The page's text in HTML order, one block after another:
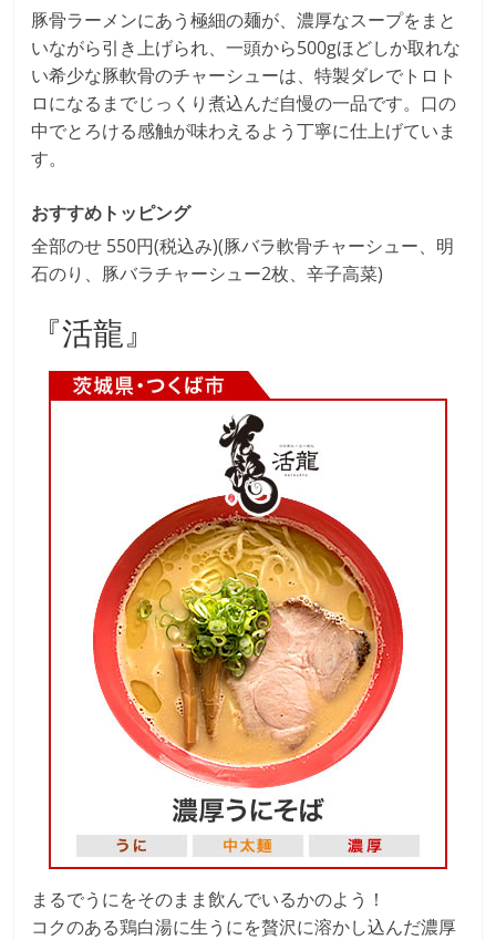
豚骨ラーメンにあう極細の麺が、濃厚なスープをまと
いながら引き上げられ、一頭から500gほどしか取れな
い希少な豚軟骨のチャーシューは、特製ダレでトロト
ロになるまでじっくり煮込んだ自慢の一品です。口の
中でとろける感触が味わえるよう丁寧に仕上げていま
す。
おすすめトッピング
全部のせ 550円(税込み)(豚バラ軟骨チャーシュー、明
石のり、豚バラチャーシュー2枚、辛子高菜)
『活龍』
まるでうにをそのまま飲んでいるかのよう！
コクのある鶏白湯に生うにを贅沢に溶かし込んだ濃厚